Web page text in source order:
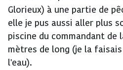
Glorieux) à une partie de
elle je pus aussi aller plus
piscine du commandant de
mètres de long (je la
l'eau).